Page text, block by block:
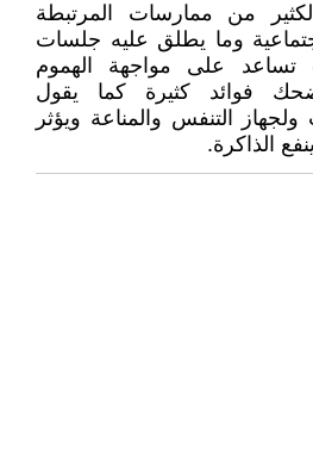
من ممارسات المرتبطة
وما يطلق عليه جلسات
على مواجهة الهموم
فوائد كثيرة كما يقول
التنفس والمناعة ويؤثر
الذاكرة.